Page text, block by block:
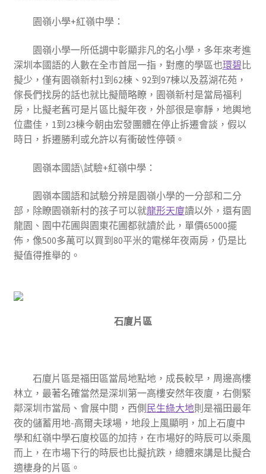
園嶺小學+紅嶺中學：
園嶺小學一所低調中彰顯非凡的名小學，多年來考進
深圳本國語的人數在全市首屈一指，對應的學區也環碧比
擬少，僅有園嶺新村1到62棟、92到97棟以及荔湖花苑，
傢長們找房的話也就比擬簡略瞭，園嶺新村是當局福利
房，比擬老舊可是片區比擬年夜，外部很是寧靜，地輿地
位盡佳，1到23棟今朝由宏發團體在停止拆遷會談，假以
時日，拆遷勝利或允許以有衝破性停頓。
園嶺本國語\試驗+紅嶺中學：
園嶺本國語和試驗分辨是園嶺小學的一分部和二分
部，除瞭園嶺新村的孩子可以就龍形天廈讀以外，還有園
龍園、園中花圃與園東花圃都就讀於此，單價65000擺
佈，像500多萬可以買到80平米的電梯年夜兩房，仍是比
擬值得推舉的。
石廈片區
石廈片區是福田區當局地點地，成長較早，周邊高樓
林立，最著名確當然是深圳第一高樓安然年夜廈，右側緊
鄰深圳市當局、會展中間，西側民生綠大地則是福田最年
夜的儲蓄用地-高爾夫球場，地段上風顯明，加上石廈中
學和紅嶺中學石廈校區的加持，在市場好的時辰可以乘風
而上，在市場下行的時辰也比擬抗跌，總體來講是比擬合
適棲身的片區。